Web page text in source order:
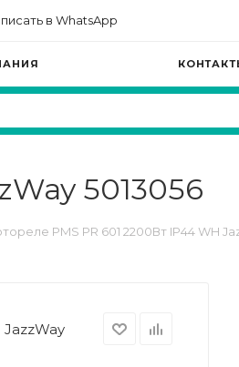
в WhatsApp
5013056
PMS PR 601 2200Вт IP44 WH
JazzWay